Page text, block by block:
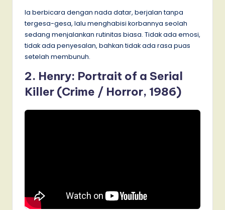
Ia berbicara dengan nada datar, berjalan tanpa
tergesa-gesa, lalu menghabisi korbannya seolah
sedang menjalankan rutinitas biasa. Tidak ada emosi,
tidak ada penyesalan, bahkan tidak ada rasa puas
setelah membunuh.
2. Henry: Portrait of a Serial
Killer (Crime / Horror, 1986)